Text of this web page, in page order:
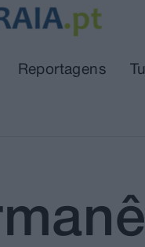
Reportagens